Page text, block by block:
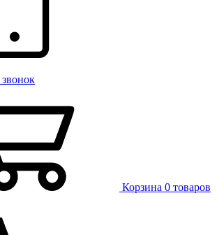
Корзина 0 товаров